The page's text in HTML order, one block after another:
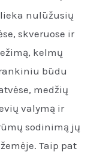
nulūžusių
skveruose ir
kelmų
būdu
medžių
valymą ir
sodinimą jų
Taip pat